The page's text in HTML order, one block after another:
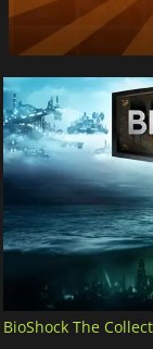
BioShock The